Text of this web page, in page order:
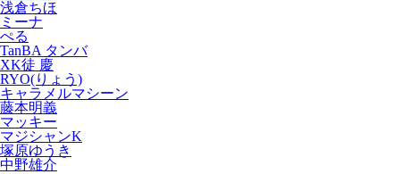
浅倉ちほ
ミーナ
ぺる
TanBA タンバ
XK徒 慶
RYO(りょう)
キャラメルマシーン
藤本明義
マッキー
マジシャンK
塚原ゆうき
中野雄介